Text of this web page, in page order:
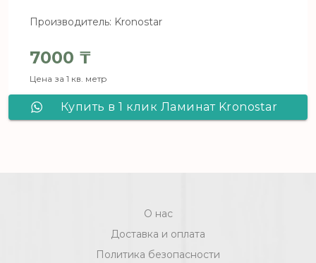
Производитель: Kronostar
7000 ₸
Цена за 1 кв. метр
Купить в 1 клик Ламинат Kronostar
О нас
Доставка и оплата
Политика безопасности